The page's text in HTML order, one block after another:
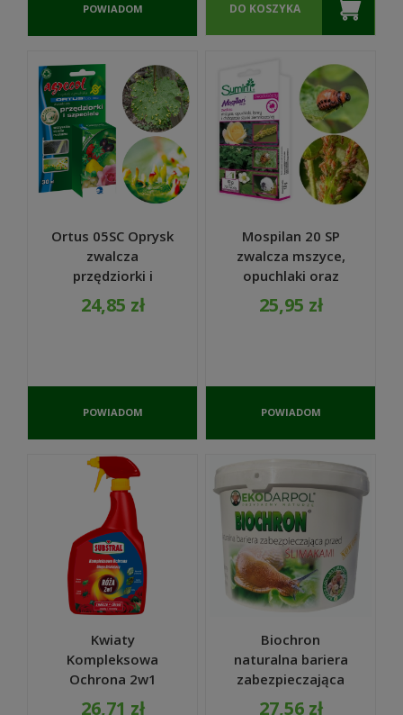
POWIADOM
DOSTĘPNOŚCI
DO KOSZYKA
Ortus 05SC Oprysk
zwalcza
przędziorki i
szpeciele 30 ml -
Agrecol
24,85 zł
POWIADOM
DOSTĘPNOŚCI
Mospilan 20 SP
zwalcza mszyce,
opuchlaki oraz
stonkę
ziemniaczaną 10 g
25,95 zł
POWIADOM
DOSTĘPNOŚCI
Kwiaty
Kompleksowa
Ochrona 2w1
Spray 800ml -
26,71 zł
Biochron
naturalna bariera
zabezpieczająca
przed ślimakami
27,56 zł